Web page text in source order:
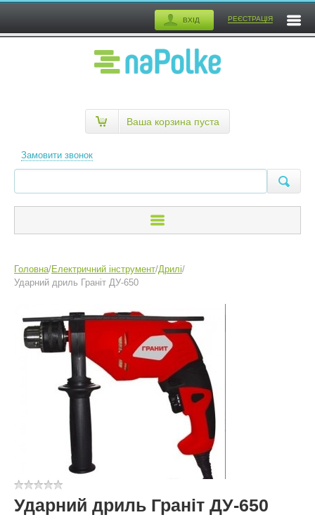
ВХІД РЕЄСТРАЦІЯ
Замовити звонок
Ваша корзина пуста
Головна/Електричний інструмент/Дрилі/
Ударний дриль Граніт ДУ-650
Ударний дриль Граніт ДУ-650